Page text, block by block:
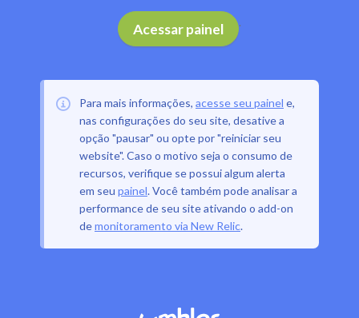
Acessar painel .
Para mais informações, acesse seu painel e,
nas configurações do seu site, desative a
opção "pausar" ou opte por "reiniciar seu
website". Caso o motivo seja o consumo de
recursos, verifique se possui algum alerta
em seu painel. Você também pode analisar a
performance de seu site ativando o add-on
demonitoramento via New Relic.